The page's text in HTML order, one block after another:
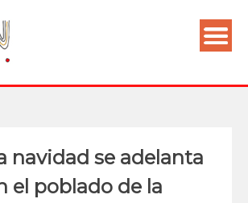
navidad se adelanta
el poblado de la